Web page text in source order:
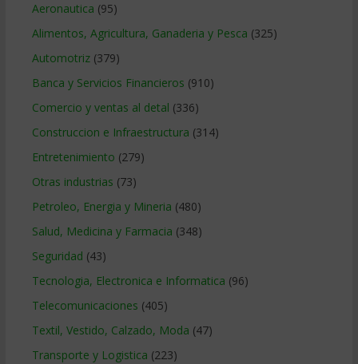
Aeronautica (95)
Alimentos, Agricultura, Ganaderia y Pesca (325)
Automotriz(379)
Banca y Servicios Financieros (910)
Comercio y ventas al detal (336)
Construccion e Infraestructura (314)
Entretenimiento (279)
Otras industrias (73)
Petroleo, Energia y Mineria (480)
Salud, Medicina y Farmacia (348)
Seguridad (43)
Tecnologia, Electronica e Informatica (96)
Telecomunicaciones (405)
Textil, Vestido, Calzado, Moda (47)
Transporte y Logistica (223)